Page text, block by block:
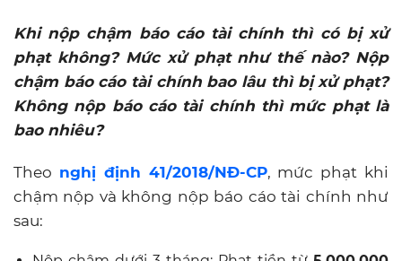
Khi nộp chậm báo cáo tài chính thì có bị xử
phạt không? Mức xử phạt như thế nào? Nộp
chậm báo cáo tài chính bao lâu thì bị xử phạt?
Không nộp báo cáo tài chính thì mức phạt là
bao nhiêu?
Theo nghị định 41/2018/NĐ-CP, mức phạt khi
chậm nộp và không nộp báo cáo tài chính như
sau: